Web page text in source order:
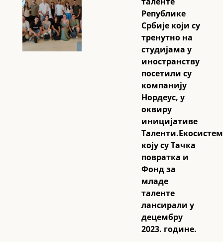
Републике
Србије који су
тренутно на
студијама у
иностранству
посетили су
компанију
Нордеус, у
оквиру
иницијативе
Таленти.Екосистем
коју су Тачка
повратка и
Фонд за
младе
таленте
лансирали у
децембру
2023. године.